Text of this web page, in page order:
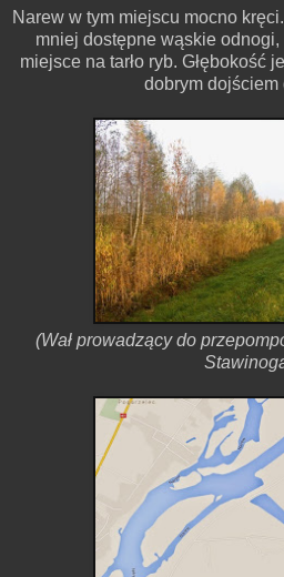
Narew w tym miejscu mocno
mniej dostępne wąskie
miejsce na tarło ryb. Głębokość
dobrym dojściem
(Wał prowadzący do